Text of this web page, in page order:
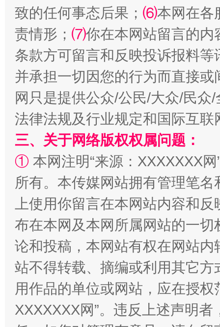
规模最大的光氢储一体化项目 走
镜头丨大暑三秋近 山西：
致的任何事态后果； ⑹本网在各
责情形； ⑺你在本网站留言的内
条款方可留言和反映投诉报料
并承担一切因您的行为而直接
网只是提供公众/公民/大众/民
法律法规及行业规定和国际互
三、关于网络版权权属问题：
① 本网注明“来源：XXXXXXX
所有。本传媒网站拥有管理笔
上使用你留言在本网站内容和
布在本网及本网所属网站的一
论和投稿，本网站有权在网站
站不得转载、摘编或利用其它
用作品的单位或网站，应在授
XXXXXXX网”。违反上述声明